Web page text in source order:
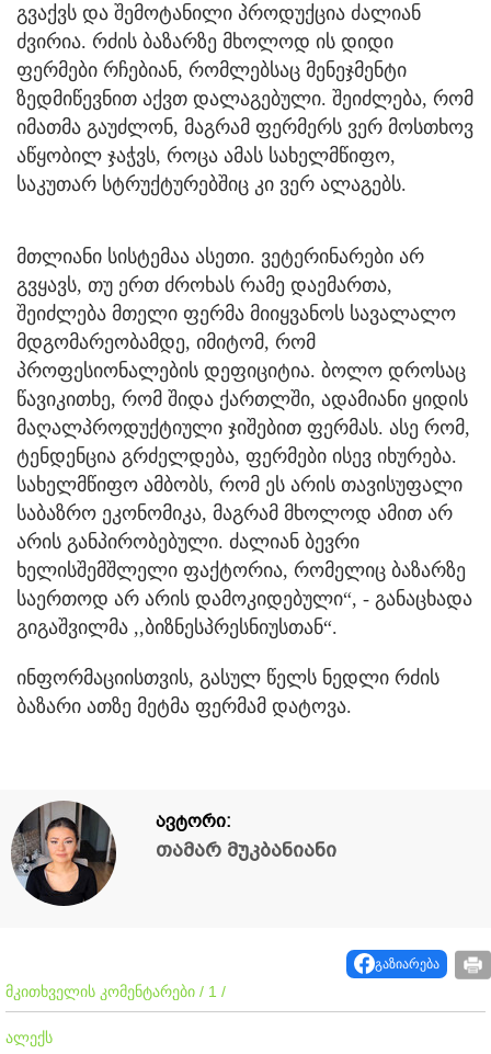
გვაქვს და შემოტანილი პროდუქცია ძალიან
ძვირია. რძის ბაზარზე მხოლოდ ის დიდი
ფერმები რჩებიან, რომლებსაც მენეჯმენტი
ზედმიწევნით აქვთ დალაგებული. შეიძლება, რომ
იმათმა გაუძლონ, მაგრამ ფერმერს ვერ მოსთხოვ
აწყობილ ჯაჭვს, როცა ამას სახელმწიფო,
საკუთარ სტრუქტურებშიც კი ვერ ალაგებს.
მთლიანი სისტემაა ასეთი. ვეტერინარები არ
გვყავს, თუ ერთ ძროხას რამე დაემართა,
შეიძლება მთელი ფერმა მიიყვანოს სავალალო
მდგომარეობამდე, იმიტომ, რომ
პროფესიონალების დეფიციტია. ბოლო დროსაც
წავიკითხე, რომ შიდა ქართლში, ადამიანი ყიდის
მაღალპროდუქტიული ჯიშებით ფერმას. ასე რომ,
ტენდენცია გრძელდება, ფერმები ისევ იხურება.
სახელმწიფო ამბობს, რომ ეს არის თავისუფალი
საბაზრო ეკონომიკა, მაგრამ მხოლოდ ამით არ
არის განპირობებული. ძალიან ბევრი
ხელისშემშლელი ფაქტორია, რომელიც ბაზარზე
საერთოდ არ არის დამოკიდებული“, - განაცხადა
გიგაშვილმა ,,ბიზნესპრესნიუსთან“.
ინფორმაციისთვის, გასულ წელს ნედლი რძის
ბაზარი ათზე მეტმა ფერმამ დატოვა.
ავტორი:
თამარ მუკბანიანი
გაზიარება
მკითხველის კომენტარები / 1 /
ალექს